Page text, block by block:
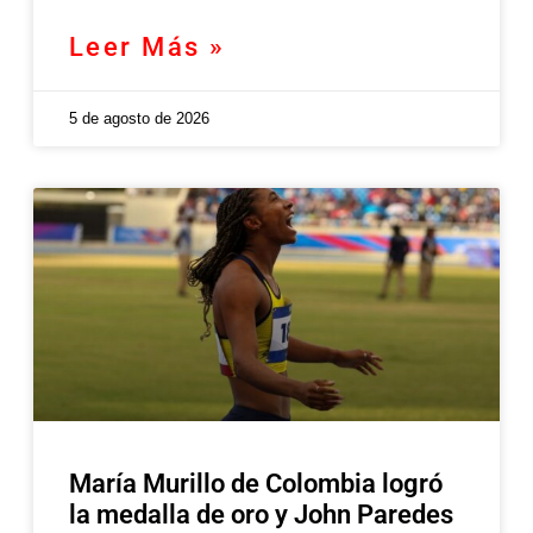
Leer Más »
5 de agosto de 2026
María Murillo de Colombia logró
la medalla de oro y John Paredes